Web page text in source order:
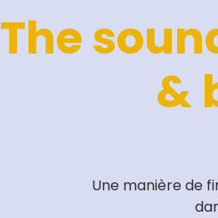
The
&
Une manière de